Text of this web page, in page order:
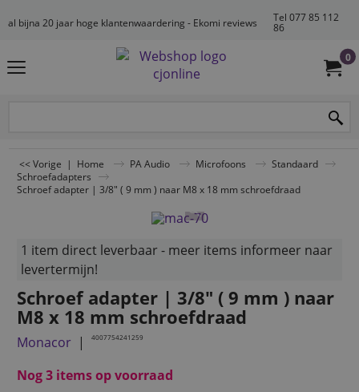
al bijna 20 jaar hoge klantenwaardering - Ekomi reviews
Tel 077 85 112
86
0
<< Vorige | Home PA Audio Microfoons
Standaard
Schroefadapters
Schroef adapter | 3/8" ( 9 mm ) naar M8 x 18 mm schroefdraad
1 item direct leverbaar - meer items informeer naar
levertermijn!
Schroef adapter | 3/8" ( 9 mm ) naar
M8 x 18 mm schroefdraad
Monacor 4007754241259
Nog 3 items op voorraad